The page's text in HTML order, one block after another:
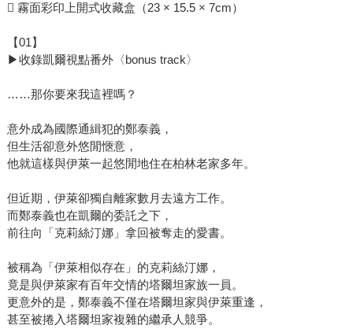
 霧面彩印上開式收藏盒（23 × 15.5 × 7cm）
【01】
▶收錄凱爾視點番外〈bonus track〉
……那你要來我這裡嗎？
意外成為國際通緝犯的鄭泰義，
但生活卻意外悠閒愜意，
他就這樣與伊萊一起悠閒地住在柏林老家多年。
但近期，伊萊卻獨自離家數月去遠方工作。
而鄭泰義也在凱爾的委託之下，
前往向「克莉絲汀娜」拿回被奪走的愛書。
被稱為「伊萊相似存在」的克莉絲汀娜，
竟是與伊萊家有百年交情的塔爾坦家族一員。
更意外的是，鄭泰義不僅在塔爾坦家與伊萊重逢，
甚至被捲入塔爾坦家複雜的繼承人競爭。